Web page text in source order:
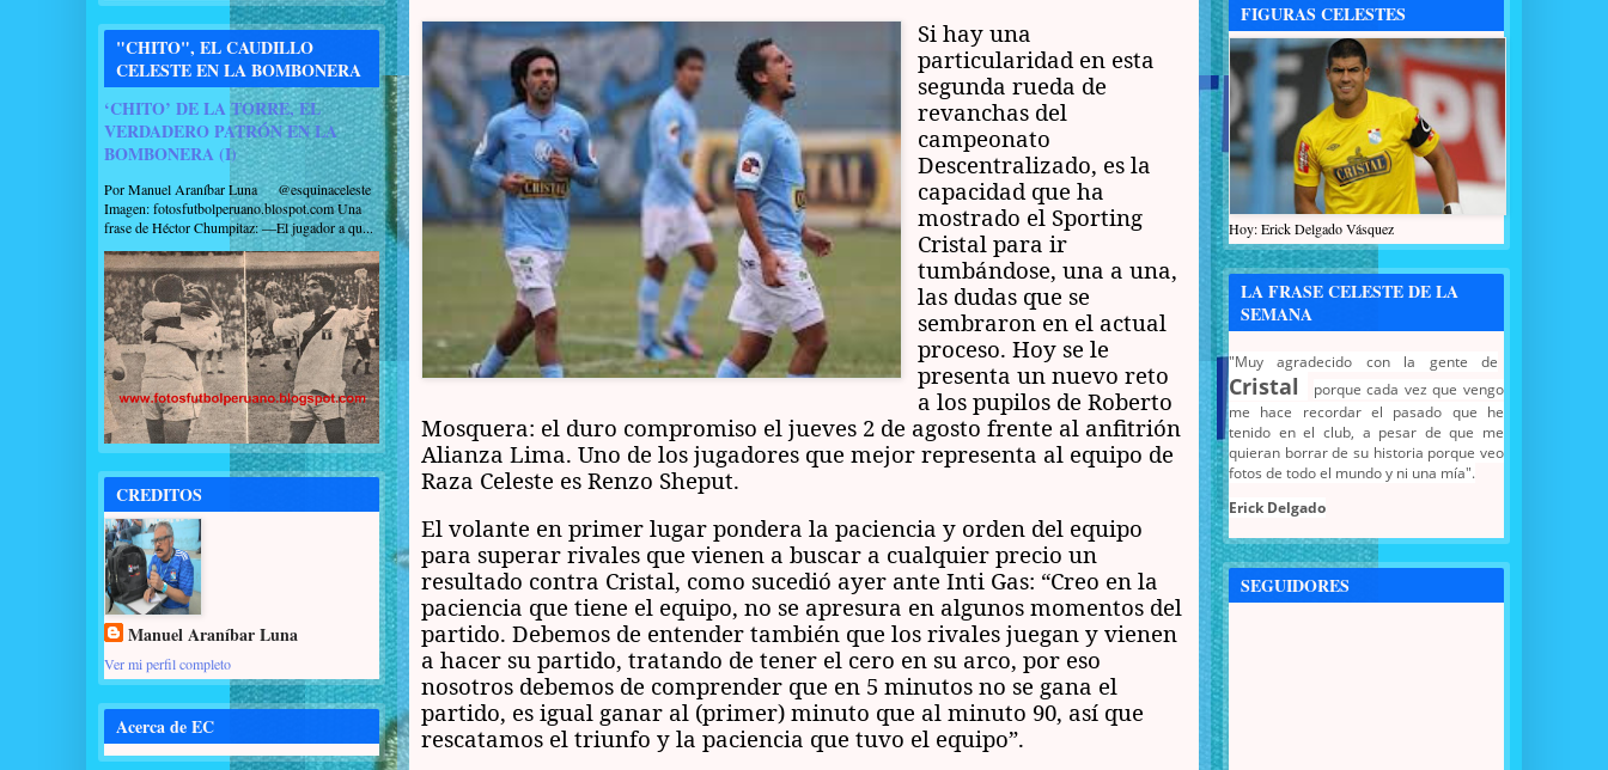
Si hay una
particularidad en esta
segunda rueda de
revanchas del
campeonato
Descentralizado, es la
capacidad que ha
mostrado el Sporting
Cristal para ir
tumbándose, una a una,
las dudas que se
sembraron en el actual
proceso. Hoy se le
presenta un nuevo reto
a los pupilos de Roberto
Mosquera: el duro compromiso el jueves 2 de agosto frente al anfitrión
Alianza Lima. Uno de los jugadores que mejor representa al equipo de
Raza Celeste es Renzo Sheput.
El volante en primer lugar pondera la paciencia y orden del equipo
para superar rivales que vienen a buscar a cualquier precio un
resultado contra Cristal, como sucedió ayer ante Inti Gas: “Creo en la
paciencia que tiene el equipo, no se apresura en algunos momentos del
partido. Debemos de entender también que los rivales juegan y vienen
a hacer su partido, tratando de tener el cero en su arco, por eso
nosotros debemos de comprender que en 5 minutos no se gana el
partido, es igual ganar al (primer) minuto que al minuto 90, así que
rescatamos el triunfo y la paciencia que tuvo el equipo”.
"CHITO", EL CAUDILLO
CELESTE EN LA BOMBONERA
‘CHITO’ DE LA TORRE, EL
VERDADERO PATRÓN EN LA
BOMBONERA (I)
Por Manuel Araníbar Luna @esquinaceleste
Imagen: fotosfutbolperuano.blospot.com Una
frase de Héctor Chumpitaz: —El jugador a qu...
CREDITOS
Manuel Araníbar Luna
Ver mi perfil completo
Acerca de EC
FIGURAS CELESTES
Hoy: Erick Delgado Vásquez
LA FRASE CELESTE DE LA
SEMANA
"Muy agradecido con la gente de
Cristal
porque cada vez que vengo
me hace recordar el pasado que he
tenido en el club, a pesar de que me
quieran borrar de su historia porque veo
fotos de todo el mundo y ni una mía".
Erick Delgado
SEGUIDORES